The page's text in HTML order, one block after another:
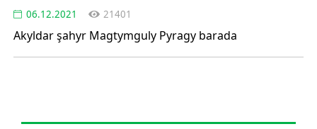
06.12.2021 21401
Akyldar şahyr Magtymguly Pyragy barada